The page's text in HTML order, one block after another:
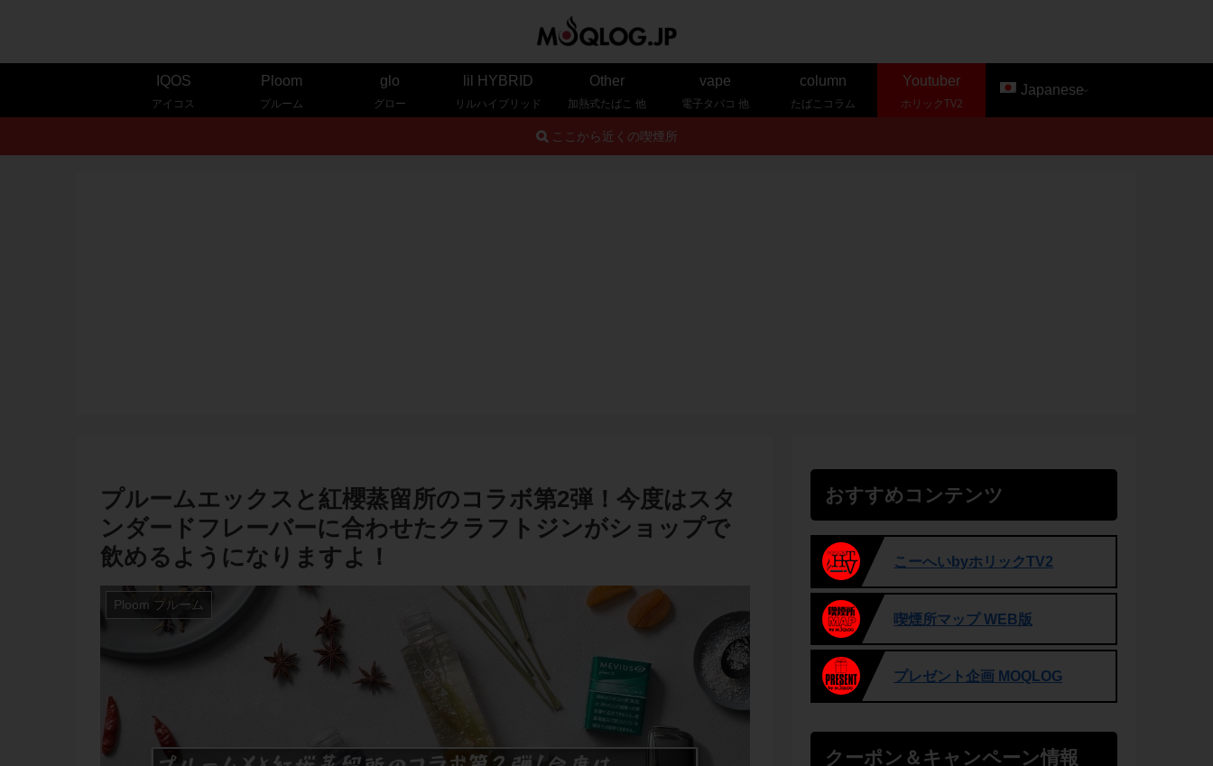
IQOS
アイコス
Ploom
プルーム
glo
グロー
lil HYBRID
リルハイブリッド
Other
加熱式たばこ 他
vape
電子タバコ 他
column
たばこコラム
Youtuber
ホリックTV2
Japanese
ここから近くの喫煙所
プルームエックスと紅櫻蒸留所のコラボ第2弾！今度はスタ
ンダードフレーバーに合わせたクラフトジンがショップで
飲めるようになりますよ！
Ploom プルーム
おすすめコンテンツ
こーへいbyホリックTV2
喫煙所マップ WEB版
プレゼント企画 MOQLOG
クーポン＆キャンペーン情報